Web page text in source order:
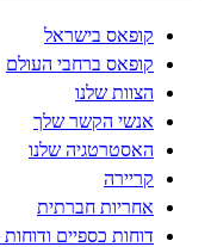
קופאס בישראל
קופאס ברחבי העולם
הצוות שלנו
אנשי הקשר שלך
האסטרטגיה שלנו
קריירה
אחריות חברתית
דוחות כספיים